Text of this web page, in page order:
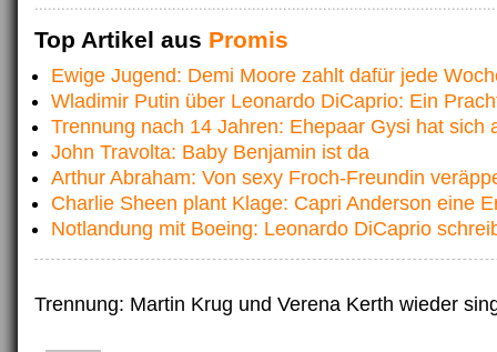
Top Artikel aus Promis
Ewige Jugend: Demi Moore zahlt dafür jede
Wladimir Putin über Leonardo DiCaprio: Ein
Trennung nach 14 Jahren: Ehepaar Gysi hat sich
John Travolta: Baby Benjamin ist da
Arthur Abraham: Von sexy Froch-Freundin
Charlie Sheen plant Klage: Capri Anderson eine
Notlandung mit Boeing: Leonardo DiCaprio
Trennung: Martin Krug und Verena Kerth wieder